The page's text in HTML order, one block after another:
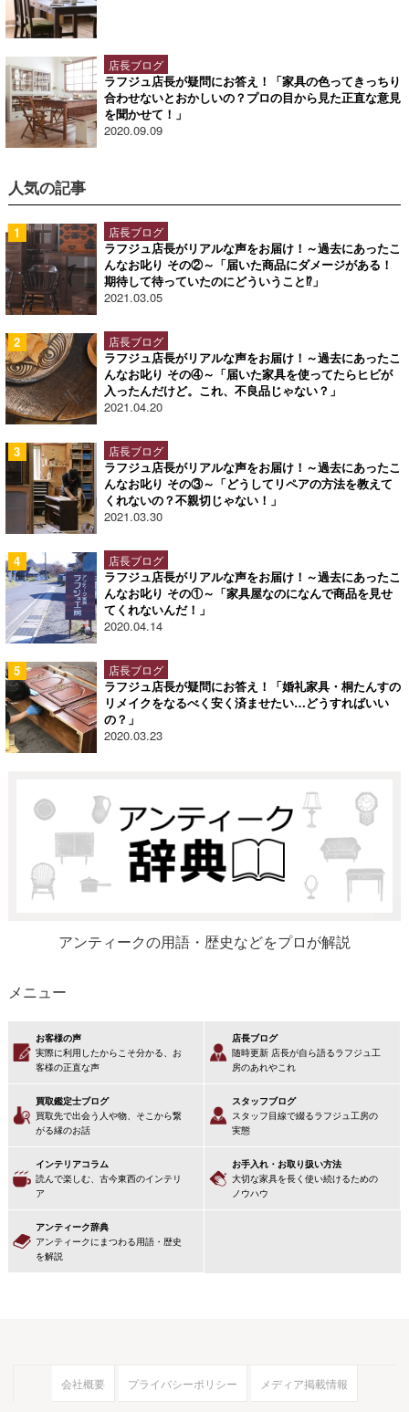
店長ブログ
ラフジュ店長が疑問にお答え！「家具の色ってきっちり
合わせないとおかしいの？プロの目から見た正直な意見
を聞かせて！」
2020.09.09
人気の記事
店長ブログ
ラフジュ店長がリアルな声をお届け！～過去にあったこ
んなお叱り その②～「届いた商品にダメージがある！
期待して待っていたのにどういうこと⁉」
2021.03.05
店長ブログ
ラフジュ店長がリアルな声をお届け！～過去にあったこ
んなお叱り その④～「届いた家具を使ってたらヒビが
入ったんだけど。これ、不良品じゃない？」
2021.04.20
店長ブログ
ラフジュ店長がリアルな声をお届け！～過去にあったこ
んなお叱り その③～「どうしてリペアの方法を教えて
くれないの？不親切じゃない！」
2021.03.30
店長ブログ
ラフジュ店長がリアルな声をお届け！～過去にあったこ
んなお叱り その①～「家具屋なのになんで商品を見せ
てくれないんだ！」
2020.04.14
店長ブログ
ラフジュ店長が疑問にお答え！「婚礼家具・桐たんすの
リメイクをなるべく安く済ませたい…どうすればいい
の？」
2020.03.23
アンティークの用語・歴史などをプロが解説
メニュー
お客様の声
実際に利用したからこそ分かる、お
客様の正直な声
店長ブログ
随時更新 店長が自ら語るラフジュ工
房のあれやこれ
買取鑑定士ブログ
買取先で出会う人や物、そこから繋
がる縁のお話
スタッフブログ
スタッフ目線で綴るラフジュ工房の
実態
インテリアコラム
読んで楽しむ、古今東西のインテリ
ア
お手入れ・お取り扱い方法
大切な家具を長く使い続けるための
ノウハウ
アンティーク辞典
アンティークにまつわる用語・歴史
を解説
会社概要 プライバシーポリシー メディア掲載情報